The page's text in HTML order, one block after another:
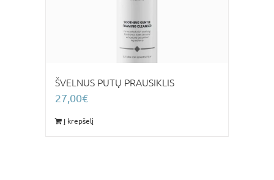
ŠVELNUS PUTŲ PRAUSIKLIS
27,00€
Į krepšelį